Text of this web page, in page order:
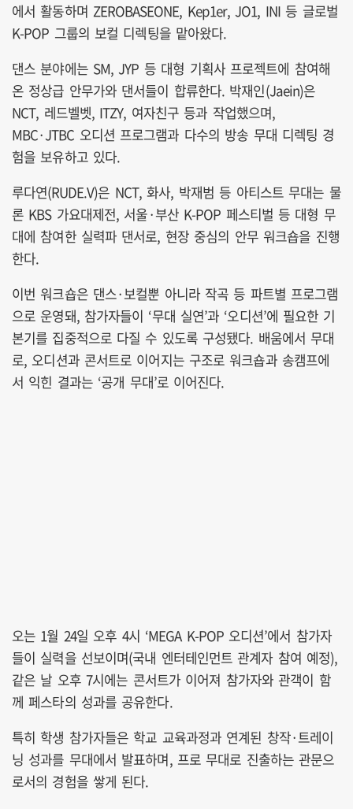
에서 활동하며 ZEROBASEONE, Kep1er, JO1, INI 등 글로벌
K-POP 그룹의 보컬 디렉팅을 맡아왔다.
댄스 분야에는 SM, JYP 등 대형 기획사 프로젝트에 참여해
온 정상급 안무가와 댄서들이 합류한다. 박재인(Jaein)은
NCT, 레드벨벳, ITZY, 여자친구 등과 작업했으며,
MBC·JTBC 오디션 프로그램과 다수의 방송 무대 디렉팅 경
험을 보유하고 있다.
루다연(RUDE.V)은 NCT, 화사, 박재범 등 아티스트 무대는 물
론 KBS 가요대제전, 서울·부산 K-POP 페스티벌 등 대형 무
대에 참여한 실력파 댄서로, 현장 중심의 안무 워크숍을 진행
한다.
이번 워크숍은 댄스·보컬뿐 아니라 작곡 등 파트별 프로그램
으로 운영돼, 참가자들이 ‘무대 실연’과 ‘오디션’에 필요한 기
본기를 집중적으로 다질 수 있도록 구성됐다. 배움에서 무대
로, 오디션과 콘서트로 이어지는 구조로 워크숍과 송캠프에
서 익힌 결과는 ‘공개 무대’로 이어진다.
오는 1월 24일 오후 4시 ‘MEGA K-POP 오디션’에서 참가자
들이 실력을 선보이며(국내 엔터테인먼트 관계자 참여 예정),
같은 날 오후 7시에는 콘서트가 이어져 참가자와 관객이 함
께 페스타의 성과를 공유한다.
특히 학생 참가자들은 학교 교육과정과 연계된 창작·트레이
닝 성과를 무대에서 발표하며, 프로 무대로 진출하는 관문으
로서의 경험을 쌓게 된다.